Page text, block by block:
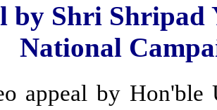
by Shri
National
by Hon'ble